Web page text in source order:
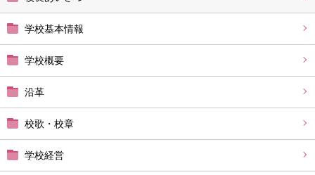
学校基本情報
学校概要
沿革
校歌・校章
学校経営